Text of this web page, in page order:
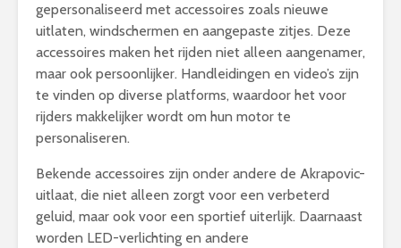
gepersonaliseerd met accessoires zoals nieuwe
uitlaten, windschermen en aangepaste zitjes. Deze
accessoires maken het rijden niet alleen aangenamer,
maar ook persoonlijker. Handleidingen en video’s zijn
te vinden op diverse platforms, waardoor het voor
rijders makkelijker wordt om hun motor te
personaliseren.
Bekende accessoires zijn onder andere de Akrapovic-
uitlaat, die niet alleen zorgt voor een verbeterd
geluid, maar ook voor een sportief uiterlijk. Daarnaast
worden LED-verlichting en andere